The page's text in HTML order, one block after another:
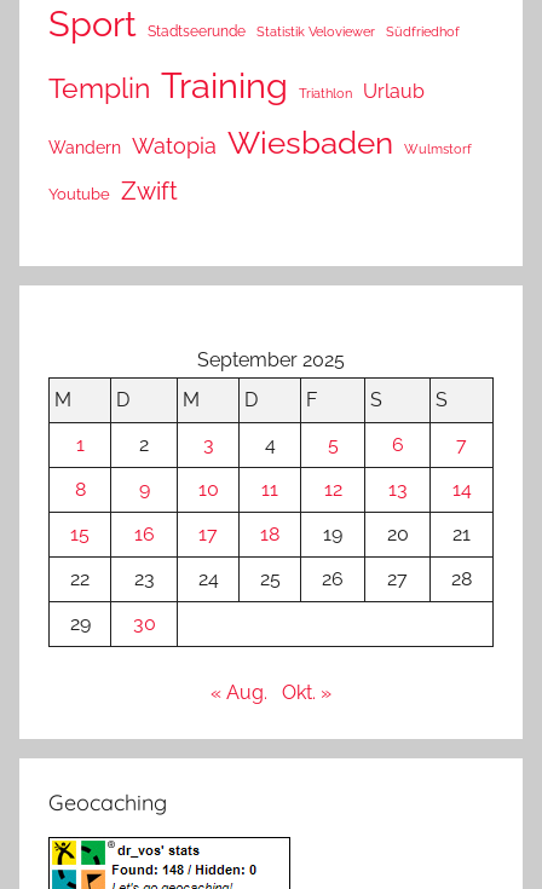
Sport Stadtseerunde Statistik Veloviewer Südfriedhof
Templin Training Triathlon Urlaub
Wandern Watopia Wiesbaden Wulmstorf
Youtube Zwift
September 2025
M
D M D F S
S
1
2 3 4 5 6
7
8
9 10 11 12 13
14
15
16 17 18 19 20
21
22
23 24 25 26 27
28
29
30
« Aug. Okt. »
Geocaching